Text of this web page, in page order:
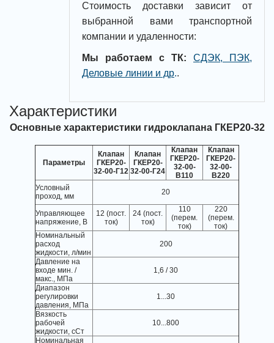
Стоимость доставки зависит от
выбранной вами транспортной
компании и удаленности:
Мы работаем с ТК:
СДЭК, ПЭК,
Деловые линии и др..
Характеристики
Основные характеристики гидроклапана ГКЕР20-32
Параметры
Клапан
ГКЕР20-
32-00-Г12
Клапан
ГКЕР20-
32-00-Г24
Клапан
ГКЕР20-
32-00-
В110
Клапан
ГКЕР20-
32-00-
В220
Условный
проход, мм
20
Управляющее
напряжение, В
12 (пост.
ток)
24 (пост.
ток)
110
(перем.
ток)
220
(перем.
ток)
Номинальный
расход
жидкости, л/мин
200
Давление на
входе мин. /
макс., МПа
1,6 / 30
Диапазон
регулировки
давления, МПа
1...30
Вязкость
рабочей
жидкости, сСт
10...800
Номинальная